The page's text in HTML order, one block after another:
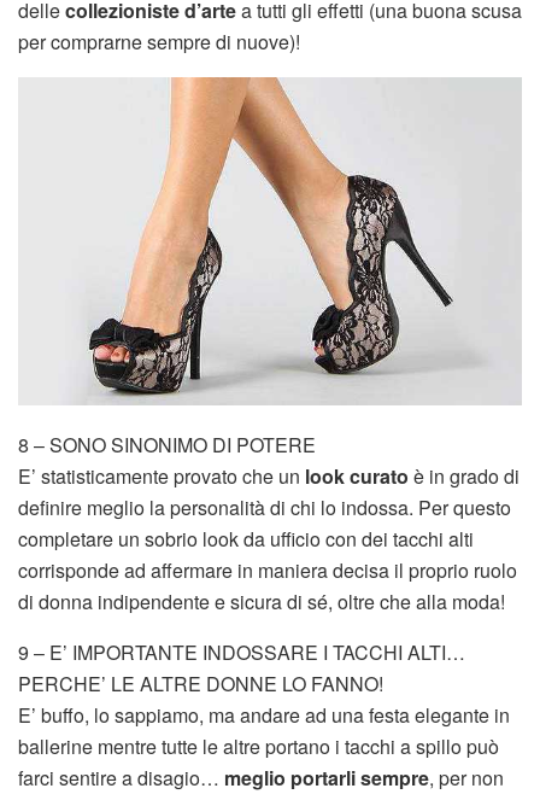
dellecollezioniste d’artea tutti gli effetti (una buona scusa
per comprarne sempre di nuove)!
8 – SONO SINONIMO DI POTERE
E’ statisticamente provato che un look curato è in grado di
definire meglio la personalità di chi lo indossa. Per questo
completare un sobrio look da ufficio con dei tacchi alti
corrisponde ad affermare in maniera decisa il proprio ruolo
di donna indipendente e sicura di sé, oltre che alla moda!
9 – E’ IMPORTANTE INDOSSARE I TACCHI ALTI…
PERCHE’ LE ALTRE DONNE LO FANNO!
E’ buffo, lo sappiamo, ma andare ad una festa elegante in
ballerine mentre tutte le altre portano i tacchi a spillo può
farci sentire a disagio… meglio portarli sempre, per non